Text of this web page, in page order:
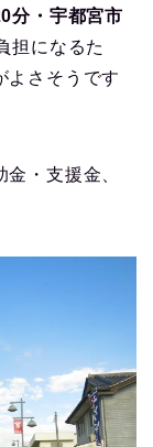
分・宇都宮市
担になるた
よさそうです
・支援金、